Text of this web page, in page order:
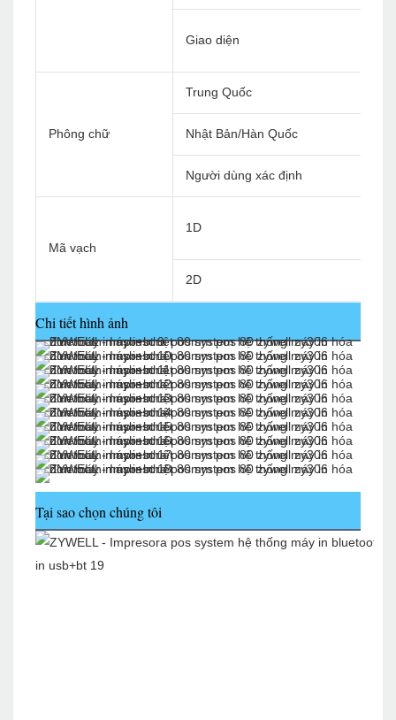
Giao diện
Phông chữ
Trung Quốc
Nhật Bản/Hàn Quốc
Người dùng xác định
Mã vạch
1D
2D
Chi tiết hình ảnh
Tại sao chọn chúng tôi